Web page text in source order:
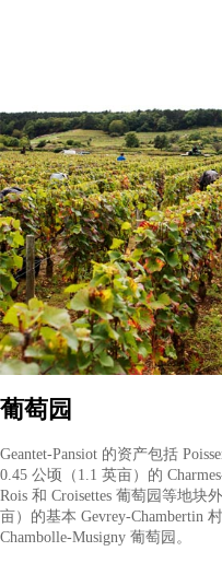
创立，完美地诠释了勃艮第
地，如今已发展到 21 公顷
情。这个家族葡萄园如今遍
葡萄酒种类繁多，品质多样
追求创新，确保每一瓶酒都
工艺与传